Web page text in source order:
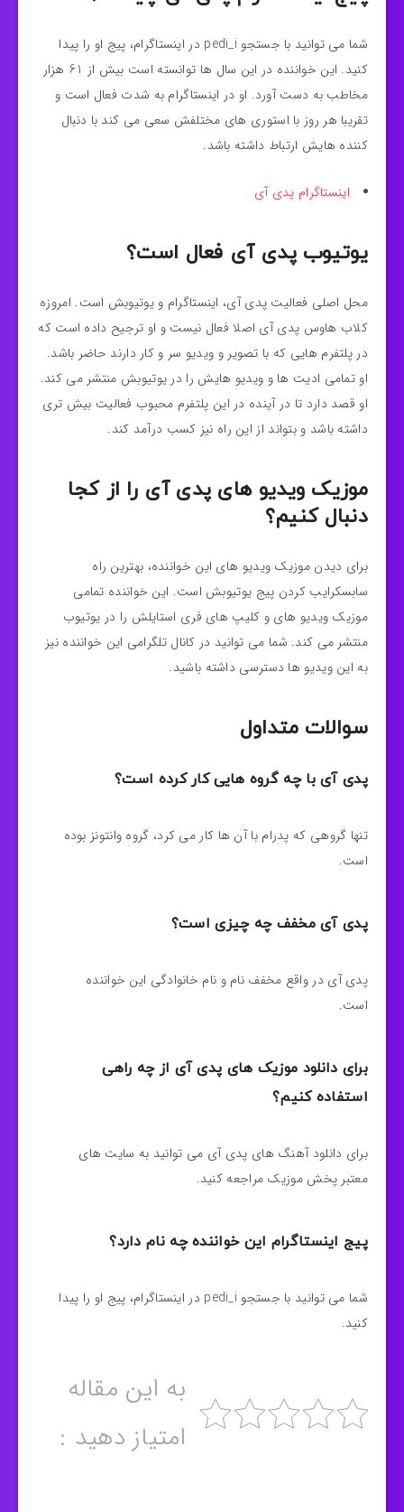
شما می توانید با جستجو pedi_i در اینستاگرام، پیج او را پیدا
کنید. این خواننده در این سال ها توانسته است بیش از 61 هزار
مخاطب به دست آورد. او در اینستاگرام به شدت فعال است و
تقریبا هر روز با استوری های مختلفش سعی می کند با دنبال
کننده هایش ارتباط داشته باشد.
اینستاگرام پدی آی
یوتیوب پدی آی فعال است؟
محل اصلی فعالیت پدی آی، اینستاگرام و یوتیوبش است. امروزه
کلاب هاوس پدی آی اصلا فعال نیست و او ترجیح داده است که
در پلتفرم هایی که با تصویر و ویدیو سر و کار دارند حاضر باشد.
او تمامی ادیت ها و ویدیو هایش را در یوتیوبش منتشر می کند.
او قصد دارد تا در آینده در این پلتفرم محبوب فعالیت بیش تری
داشته باشد و بتواند از این راه نیز کسب درآمد کند.
موزیک ویدیو های پدی آی را از کجا
دنبال کنیم؟
برای دیدن موزیک ویدیو های این خواننده، بهترین راه
سابسکرایب کردن پیج یوتیوبش است. این خواننده تمامی
موزیک ویدیو های و کلیپ های فری استایلش را در یوتیوب
منتشر می کند. شما می توانید در کانال تلگرامی این خواننده نیز
به این ویدیو ها دسترسی داشته باشید.
سوالات متداول
پدی آی با چه گروه هایی کار کرده است؟
تنها گروهی که پدرام با آن ها کار می کرد، گروه وانتونز بوده
است.
پدی آی مخفف چه چیزی است؟
پدی آی در واقع مخفف نام و نام خانوادگی این خواننده
است.
برای دانلود موزیک های پدی آی از چه راهی
استفاده کنیم؟
برای دانلود آهنگ های پدی آی می توانید به سایت های
معتبر پخش موزیک مراجعه کنید.
پیج اینستاگرام این خواننده چه نام دارد؟
شما می توانید با جستجو pedi_i در اینستاگرام، پیج او را پیدا
کنید.
به این مقاله
امتیاز دهید :